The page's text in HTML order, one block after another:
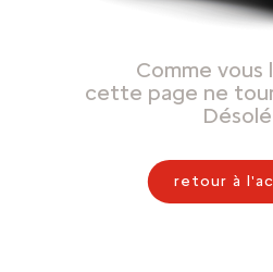
Comme vous
cette page ne
retour à